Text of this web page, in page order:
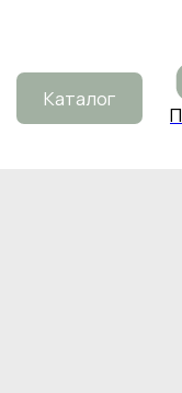
Поиск
Каталог